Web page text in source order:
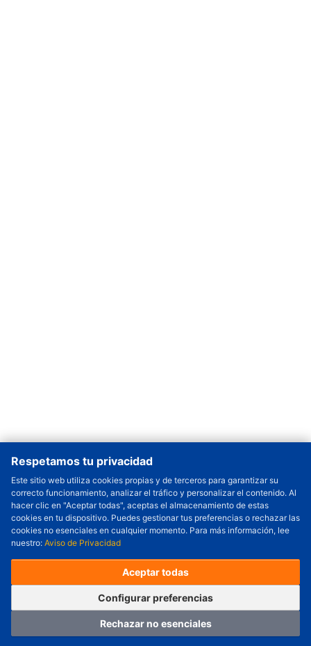
Respetamos tu privacidad
Este sitio web utiliza cookies propias y de terceros para garantizar su
correcto funcionamiento, analizar el tráfico y personalizar el contenido. Al
hacer clic en "Aceptar todas", aceptas el almacenamiento de estas
cookies en tu dispositivo. Puedes gestionar tus preferencias o rechazar las
cookies no esenciales en cualquier momento. Para más información, lee
nuestro: Aviso de Privacidad
Aceptar todas
Configurar preferencias
Rechazar no esenciales
Cantidad a Ordenar - +
Revisar precio y fecha de envío
Precio unitario (USD) :---
(con IVA (USD)) :--- (con IVA (USD)) :---
---
Pedir ahora
Agregar al carrito